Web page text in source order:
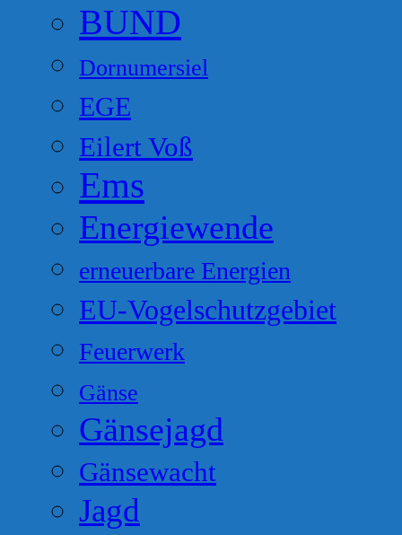
BUND
Dornumersiel
EGE
Eilert Voß
Ems
Energiewende
erneuerbare Energien
EU-Vogelschutzgebiet
Feuerwerk
Gänse
Gänsejagd
Gänsewacht
Jagd